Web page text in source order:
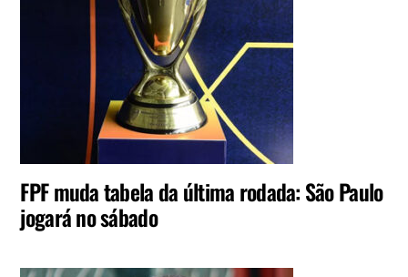
FPF muda tabela da última rodada: São Paulo
jogará no sábado